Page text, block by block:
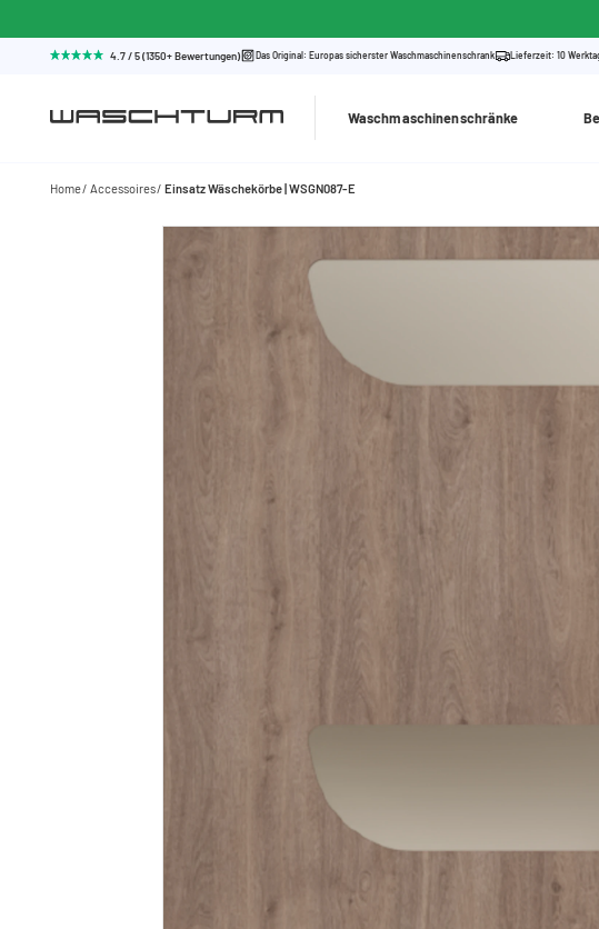
4.7 / 5 (1350+ Bewertungen) Das Original: Europas sicherster Waschmaschinenschrank Lieferzeit: 10
Waschmaschinenschränke
Home Accessoires Einsatz Wäschekörbe | WSGN087-E